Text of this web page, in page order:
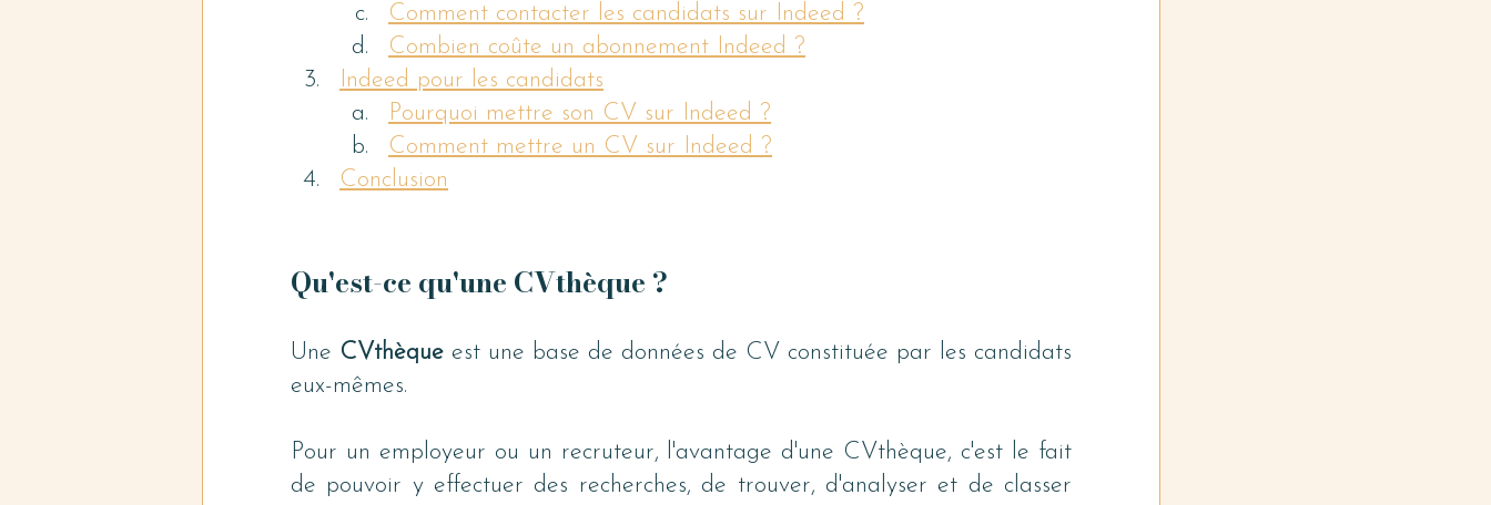
Comment contacter les candidats sur Indeed ?
Combien coûte un abonnement Indeed ?
Indeed pour les candidats
Pourquoi mettre son CV sur Indeed ?
Comment mettre un CV sur Indeed ?
Conclusion
Qu'est-ce qu'une CVthèque ?
Une CVthèque est une base de données de CV constituée par les candidats
eux-mêmes.
Pour un employeur ou un recruteur, l'avantage d'une CVthèque, c'est le fait
de pouvoir y effectuer des recherches, de trouver, d'analyser et de classer